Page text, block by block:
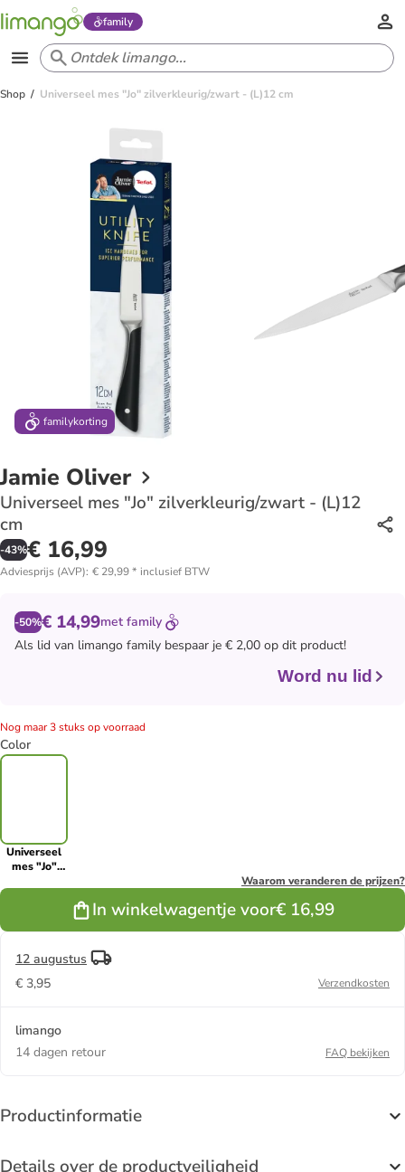
family
Shop Universeel mes "Jo" zilverkleurig/zwart - (L)12 cm
familykorting
Jamie Oliver
Universeel mes "Jo" zilverkleurig/zwart - (L)12
cm
-43%€ 16,99
Adviesprijs (AVP): € 29,99* inclusief BTW
-50%€ 14,99met family
Als lid van limango family bespaar je € 2,00 op dit product!
Word nu lid
Nog maar 3 stuks op voorraad
Color
Universeel
mes "Jo"
Waarom veranderen de prijzen?
In winkelwagentje voor€ 16,99
12 augustus
€ 3,95
Verzendkosten
limango
14 dagen retour
FAQ bekijken
Productinformatie
Details over de productveiligheid